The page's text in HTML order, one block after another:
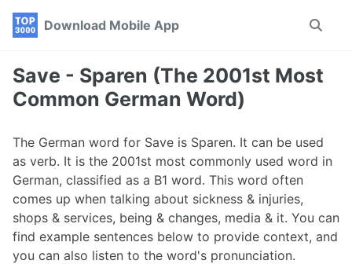
Skip
navigation
Skip
Skip
Download Mobile App
Toggle
Save - Sparen (The 2001st Most
Common German Word)
The German word for Save is Sparen. It can be used
as verb. It is the 2001st most commonly used word in
German, classified as a B1 word. This word often
comes up when talking about sickness & injuries,
shops & services, being & changes, media & it. You can
find example sentences below to provide context, and
you can also listen to the word's pronunciation.